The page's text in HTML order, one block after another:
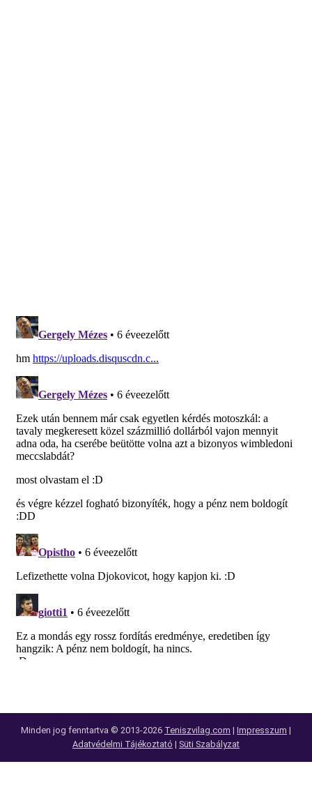
Minden jog fenntartva © 2013-2026 Teniszvilag.com | Impresszum |
Adatvédelmi Tájékoztató | Süti Szabályzat